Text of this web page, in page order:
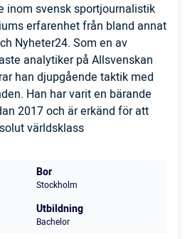
inom svensk sportjournalistik
erfarenhet från bland annat
Nyheter24. Som en av
analytiker på Allsvenskan
han djupgående taktik med
Han har varit en bärande
2017 och är erkänd för att
världsklass
Bor
Stockholm
Utbildning
Bachelor